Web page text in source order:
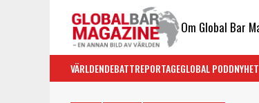
Om Global Bar
VÄRLDENDEBATTREPORTAGEGLOBAL PODD